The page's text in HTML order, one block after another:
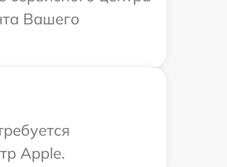
Вашего
Apple.